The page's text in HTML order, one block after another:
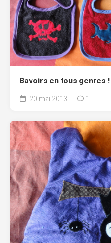
Bavoirs en tous genres !
20 mai 2013 1